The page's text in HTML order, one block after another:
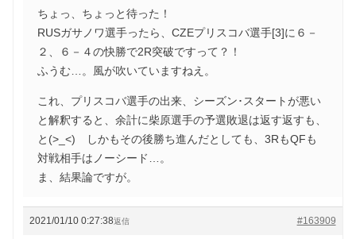
ちょっ、ちょっと待った！
RUSガサノワ選手ったら、CZEプリスコバ選手[3]に６－
２、６－４の快勝で2R突破ですって？！
ふうむ…。風が吹いていますねえ。
これ、プリスコバ選手の出来、シーズン･スタートが悪い
と解釈すると、余計に柴原選手の予選敗退は返す返すも、
と(>_<) しかもその後勝ち進んだとしても、3RもQFも
対戦相手はノーシード…。
ま、結果論ですが。
2021/01/10 0:27:38 #163909
返信